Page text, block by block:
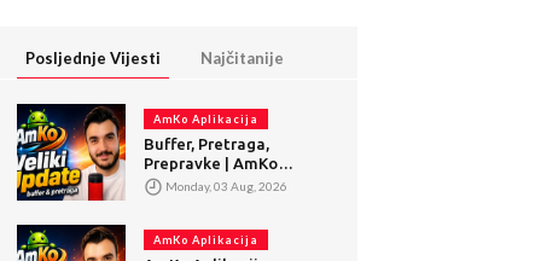
Posljednje Vijesti Najčitanije
AmKo Aplikacija
Buffer, Pretraga,
Prepravke | AmKo
Veliki Update
Monday, 03 Aug, 2026
AmKo Aplikacija